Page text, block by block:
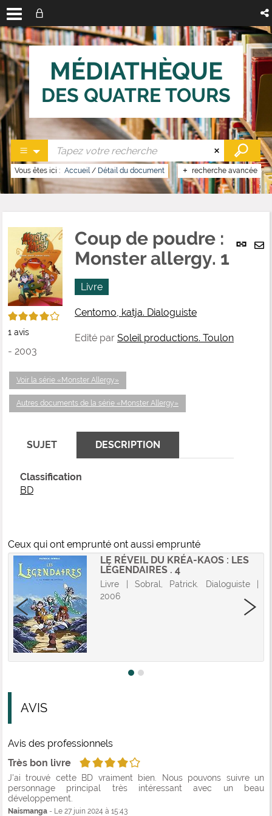
MÉDIATHÈQUE
DES QUATRE TOURS
recherche avancée
Vous êtes ici : Accueil / Détail du document
Lien
4/5
1 avis
Coup de poudre :
Monster allergy. 1
Livre
Centomo, katja. Dialoguiste
Edité par Soleil productions. Toulon
- 2003
Voir la série «Monster Allergy»
Autres documents de la série «Monster Allergy»
SUJET DESCRIPTION
Classification
BD
Ceux qui ont emprunté ont aussi emprunté
LE RÉVEIL DU KRÉA-KAOS : LES
LÉGENDAIRES . 4
Livre | Sobral, Patrick. Dialoguiste |
2006
AVIS
Avis des professionnels
Très bon livre
4/5
J'ai trouvé cette BD vraiment bien. Nous pouvons suivre un
personnage principal très intéressant avec un beau
développement.
Naismanga - Le 27 juin 2024 à 15:43